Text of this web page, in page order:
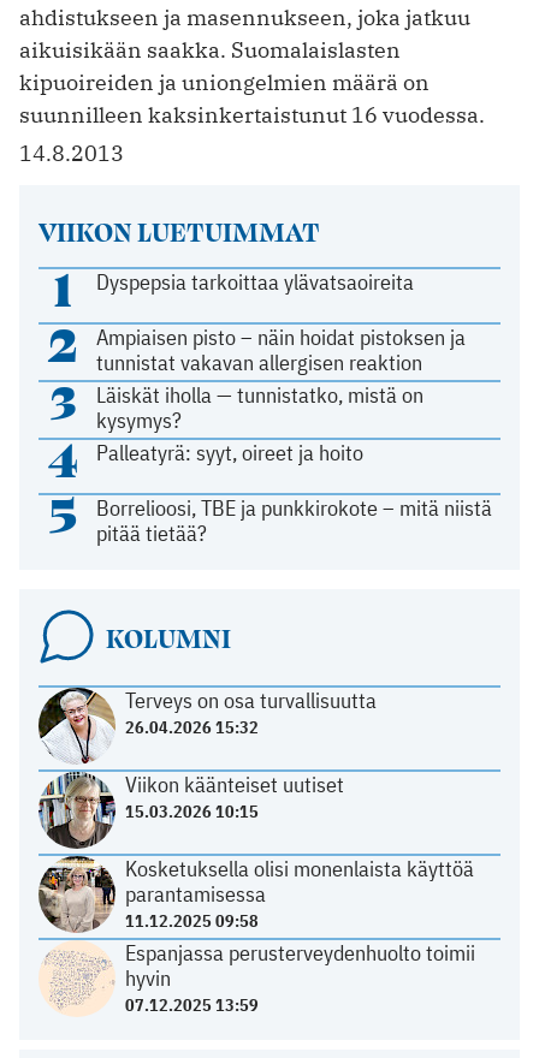
ahdistukseen ja masennukseen, joka jatkuu
aikuisikään saakka. Suomalaislasten
kipuoireiden ja uniongelmien määrä on
suunnilleen kaksinkertaistunut 16 vuodessa.
14.8.2013
VIIKON LUETUIMMAT
1 Dyspepsia tarkoittaa ylävatsaoireita
2
Ampiaisen pisto – näin hoidat pistoksen ja
tunnistat vakavan allergisen reaktion
3
Läiskät iholla — tunnistatko, mistä on
kysymys?
4 Palleatyrä: syyt, oireet ja hoito
5
Borrelioosi, TBE ja punkkirokote – mitä niistä
pitää tietää?
KOLUMNI
Terveys on osa turvallisuutta
26.04.2026 15:32
Viikon käänteiset uutiset
15.03.2026 10:15
Kosketuksella olisi monenlaista käyttöä
parantamisessa
11.12.2025 09:58
Espanjassa perusterveydenhuolto toimii
hyvin
07.12.2025 13:59